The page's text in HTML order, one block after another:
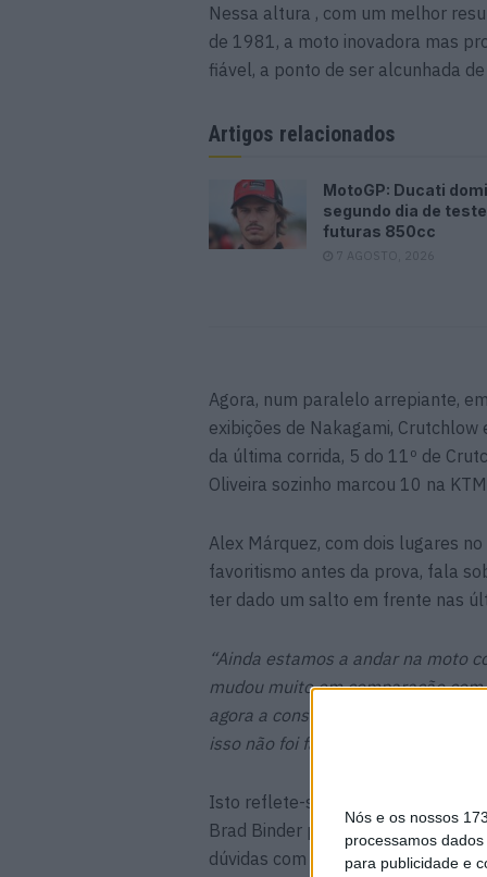
Nós e os nossos
processamos
para publicidade e
Nessa altura , com um melhor
de 1981, a moto inovadora mas
fiável, a ponto de ser alcunhada
Artigos relacionados
MotoGP: Ducati
segundo dia de
futuras 850cc
7 AGOSTO, 2026
Agora, num paralelo arrepiante,
exibições de Nakagami,
da última corrida, 5 do 11º de
Oliveira sozinho marcou 10 na
Alex Márquez, com dois lugares
favoritismo antes da prova, fala
ter dado um salto em frente nas
“Ainda estamos a andar na moto
mudou muito em comparação
agora a conseguir tirar mais
isso não foi fácil para mim, mas
Isto reflete-se também nos seus
Brad Binder para a classificação
dúvidas com dois segundos